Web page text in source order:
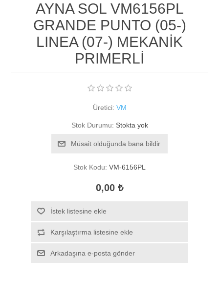
AYNA SOL VM6156PL
GRANDE PUNTO (05-)
LINEA (07-) MEKANİK
PRIMERLİ
Üretici: VM
Stok Durumu: Stokta yok
Müsait olduğunda bana bildir
Stok Kodu: VM-6156PL
0,00 ₺
İstek listesine ekle
Karşılaştırma listesine ekle
Arkadaşına e-posta gönder